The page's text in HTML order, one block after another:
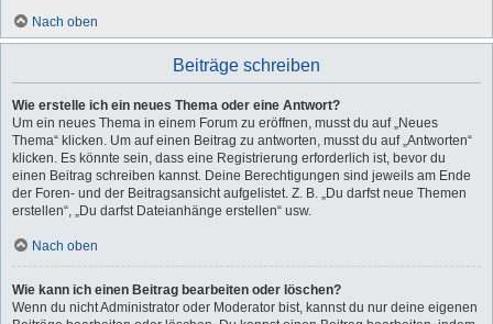
Nach oben
Beiträge schreiben
Wie erstelle ich ein neues Thema oder eine Antwort?
Um ein neues Thema in einem Forum zu eröffnen, musst du auf „Neues
Thema“ klicken. Um auf einen Beitrag zu antworten, musst du auf „Antworten“
klicken. Es könnte sein, dass eine Registrierung erforderlich ist, bevor du
einen Beitrag schreiben kannst. Deine Berechtigungen sind jeweils am Ende
der Foren- und der Beitragsansicht aufgelistet. Z. B. „Du darfst neue Themen
erstellen“, „Du darfst Dateianhänge erstellen“ usw.
Nach oben
Wie kann ich einen Beitrag bearbeiten oder löschen?
Wenn du nicht Administrator oder Moderator bist, kannst du nur deine eigenen